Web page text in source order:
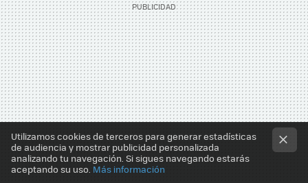
Utilizamos cookies de terceros para generar estadísticas
de audiencia y mostrar publicidad personalizada
analizando tu navegación. Si sigues navegando estarás
aceptando su uso. Más información